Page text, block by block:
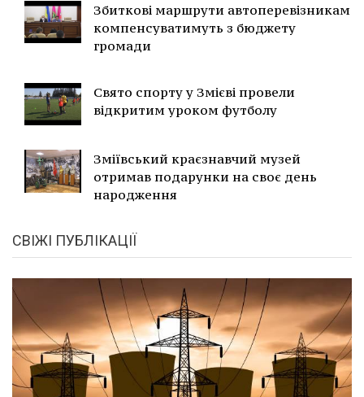
Збиткові маршрути автоперевізникам
компенсуватимуть з бюджету
громади
Свято спорту у Змієві провели
відкритим уроком футболу
Зміївський краєзнавчий музей
отримав подарунки на своє день
народження
СВІЖІ ПУБЛІКАЦІЇ